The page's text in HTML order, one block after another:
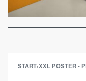
START›XXL POSTER -